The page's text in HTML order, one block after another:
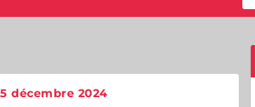
décembre 2024